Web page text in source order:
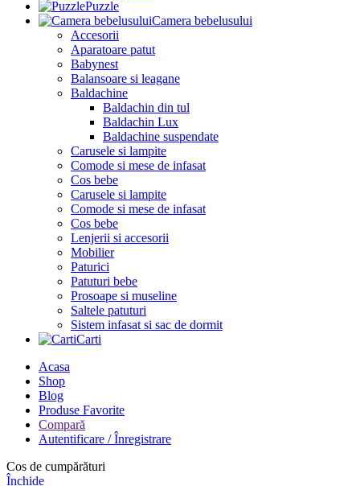
Puzzle
Camera bebelusului
Accesorii
Aparatoare patut
Babynest
Balansoare si leagane
Baldachine
Baldachin din tul
Baldachin Lux
Baldachine suspendate
Carusele si lampite
Comode si mese de infasat
Cos bebe
Carusele si lampite
Comode si mese de infasat
Cos bebe
Lenjerii si accesorii
Mobilier
Paturici
Patuturi bebe
Prosoape si museline
Saltele patuturi
Sistem infasat si sac de dormit
Carti
Acasa
Shop
Blog
Produse Favorite
Compară
Autentificare / Înregistrare
Cos de cumpărături
Închide